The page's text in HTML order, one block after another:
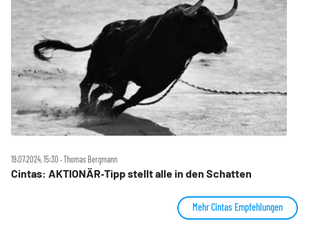
19.07.2024, 15:30 ‧ Thomas Bergmann
Cintas: AKTIONÄR‑Tipp stellt alle in den Schatten
Mehr Cintas Empfehlungen